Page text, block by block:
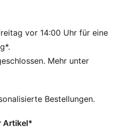
Fersenbereich ist in die
und sorgt für Komfort
vor 14:00 Uhr für eine
Mehr unter
Bestellungen.
Artikel*